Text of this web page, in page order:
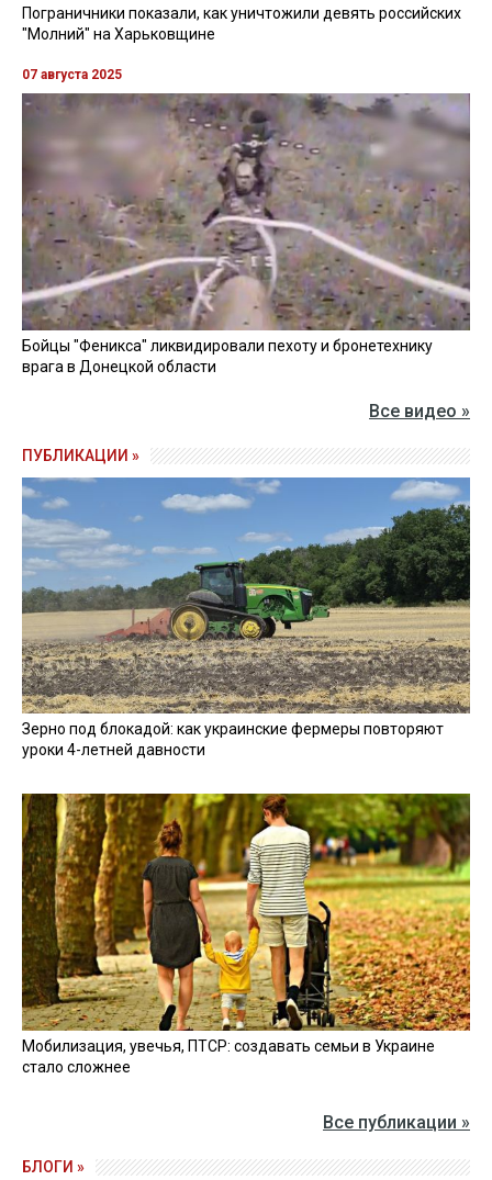
Пограничники показали, как уничтожили девять российских
"Молний" на Харьковщине
07 августа 2025
Бойцы "Феникса" ликвидировали пехоту и бронетехнику
врага в Донецкой области
Все видео »
ПУБЛИКАЦИИ »
Зерно под блокадой: как украинские фермеры повторяют
уроки 4-летней давности
Мобилизация, увечья, ПТСР: создавать семьи в Украине
стало сложнее
Все публикации »
БЛОГИ »